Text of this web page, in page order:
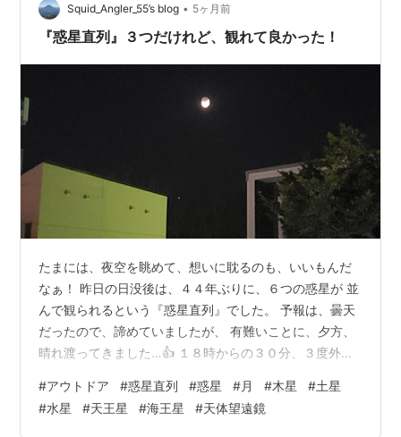
Squid_Angler_55’s blog • 5ヶ月前
『惑星直列』３つだけれど、観れて良かった！
たまには、夜空を眺めて、想いに耽るのも、いいもんだ
なぁ！ 昨日の日没後は、４４年ぶりに、６つの惑星が 並
んで観られるという『惑星直列』でした。 予報は、曇天
だったので、諦めていましたが、 有難いことに、夕方、
晴れ渡ってきました…👍 １８時からの３０分、３度外に
分けが難しかったですが、 月の近くには、『木星』が観
えました。西の地平線近くには、宵の明星の『金星』
#アウトドア #惑星直列 #惑星 #月 #木星 #土星
#水星 #天王星 #海王星 #天体望遠鏡